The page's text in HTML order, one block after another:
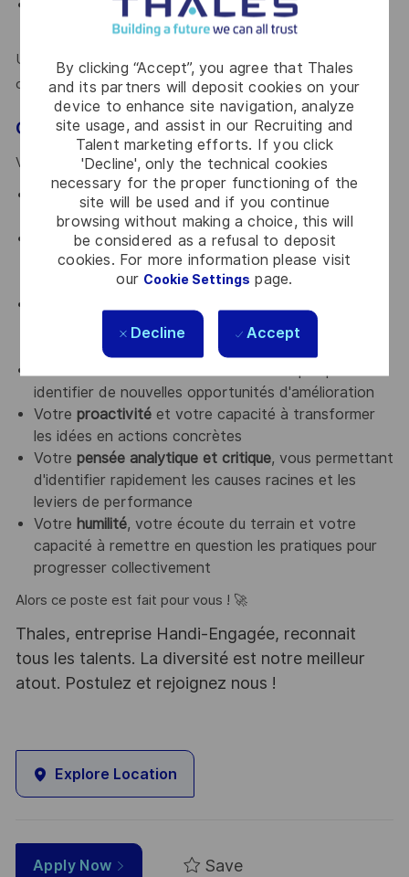
By clicking “Accept”, you agree that Thales
and its partners will deposit cookies on your
device to enhance site navigation, analyze
site usage, and assist in our Recruiting and
Talent marketing efforts. If you click
'Decline', only the technical cookies
necessary for the proper functioning of the
site will be used and if you continue
browsing without making a choice, this will
be considered as a refusal to deposit
cookies. For more information please visit
our Cookie Settings page.
Decline Accept
Les démarches de résolution de problèmes et
l'amélioration de la performance opérationnelle
Une certification Lean ou Supply Chain (APICS, programme
certifiant Lean...) serait un plus.
Ce qui fera la différence
Vous êtes reconnu pour :
leadership d'influence et votre capacité à
embarquer les équipes sans lien hiérarchique
Votrepédagogieet votre posture de coach
favorisant la montée en compétence des
collaborateurs
travailler en transverse avec de multiples
interlocuteurs
identifier de nouvelles opportunités d'amélioration
Votre proactivitéet votre capacité à transformer
les idées en actions concrètes
Votre pensée analytique et critique, vous permettant
d'identifier rapidement les causes racines et les
leviers de performance
Votre humilité, votre écoute du terrain et votre
capacité à remettre en question les pratiques pour
progresser collectivement
Alors ce poste est fait pour vous ! 🚀
Thales, entreprise Handi-Engagée, reconnait
tous les talents. La diversité est notre meilleur
atout. Postulez et rejoignez nous !
Explore Location
Apply Now Save